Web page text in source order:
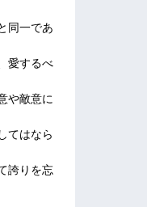
同一であ
愛するべ
や敵意に
てはなら
誇りを忘